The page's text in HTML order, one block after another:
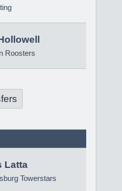
Roosters
Latta
Towerstars